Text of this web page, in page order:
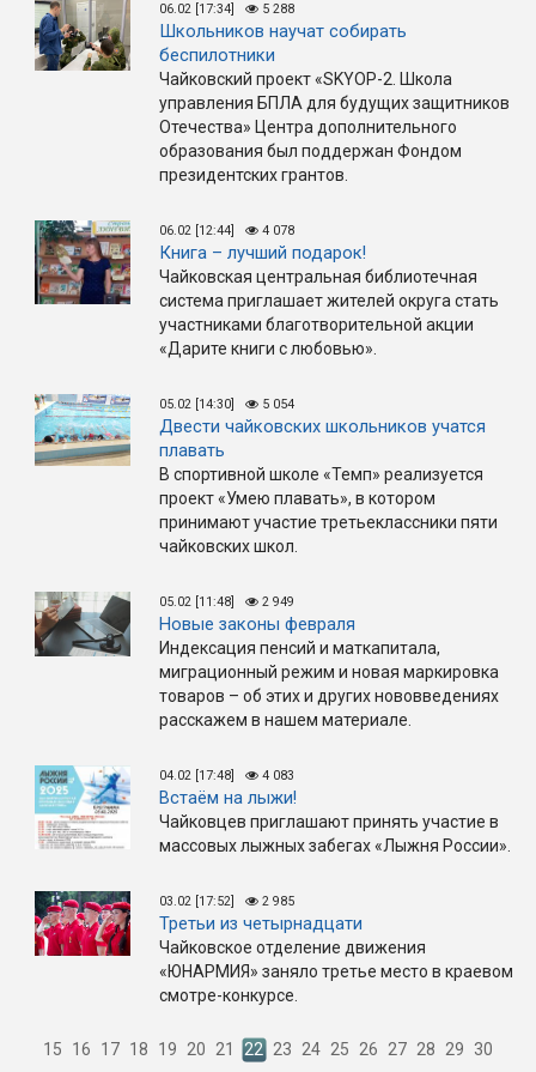
06.02 [17:34] 5 288
Школьников научат собирать
беспилотники
Чайковский проект «SKYOP-2. Школа
управления БПЛА для будущих защитников
Отечества» Центра дополнительного
образования был поддержан Фондом
президентских грантов.
06.02 [12:44] 4 078
Книга – лучший подарок!
Чайковская центральная библиотечная
система приглашает жителей округа стать
участниками благотворительной акции
«Дарите книги с любовью».
05.02 [14:30] 5 054
Двести чайковских школьников учатся
плавать
В спортивной школе «Темп» реализуется
проект «Умею плавать», в котором
принимают участие третьеклассники пяти
чайковских школ.
05.02 [11:48] 2 949
Новые законы февраля
Индексация пенсий и маткапитала,
миграционный режим и новая маркировка
товаров – об этих и других нововведениях
расскажем в нашем материале.
04.02 [17:48] 4 083
Встаём на лыжи!
Чайковцев приглашают принять участие в
массовых лыжных забегах «Лыжня России».
03.02 [17:52] 2 985
Третьи из четырнадцати
Чайковское отделение движения
«ЮНАРМИЯ» заняло третье место в краевом
смотре-конкурсе.
15 16 17 18 19 20 21 22 23 24 25 26 27 28 29 30